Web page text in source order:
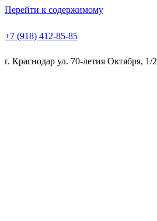
Перейти к содержимому
+7 (918) 412-85-85
г. Краснодар ул. 70-летия Октября, 1/2